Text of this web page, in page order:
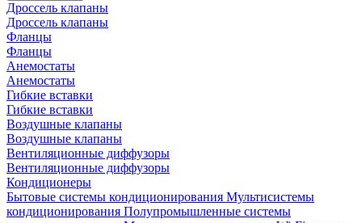
Дроссель клапаны
Дроссель клапаны
Фланцы
Фланцы
Анемостаты
Анемостаты
Гибкие вставки
Гибкие вставки
Воздушные клапаны
Воздушные клапаны
Вентиляционные диффузоры
Вентиляционные диффузоры
Кондиционеры
Бытовые системы кондиционирования Мультисистемы
кондиционирования Полупромышленные системы